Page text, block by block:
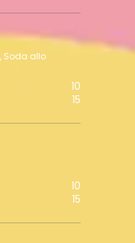
Soda allo
10
15
10
15